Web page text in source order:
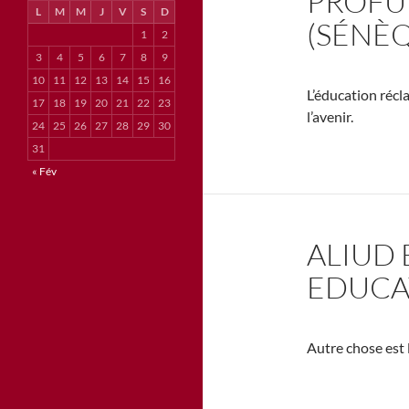
L’éducation
l’avenir.
ALIUD
Autre chose est
L M M J V S
D
1
2
3
4 5 6 7 8
9
10
11 12 13 14 15
16
17
18 19 20 21 22 23
24 25 26 27 28 29
30
31
« Fév